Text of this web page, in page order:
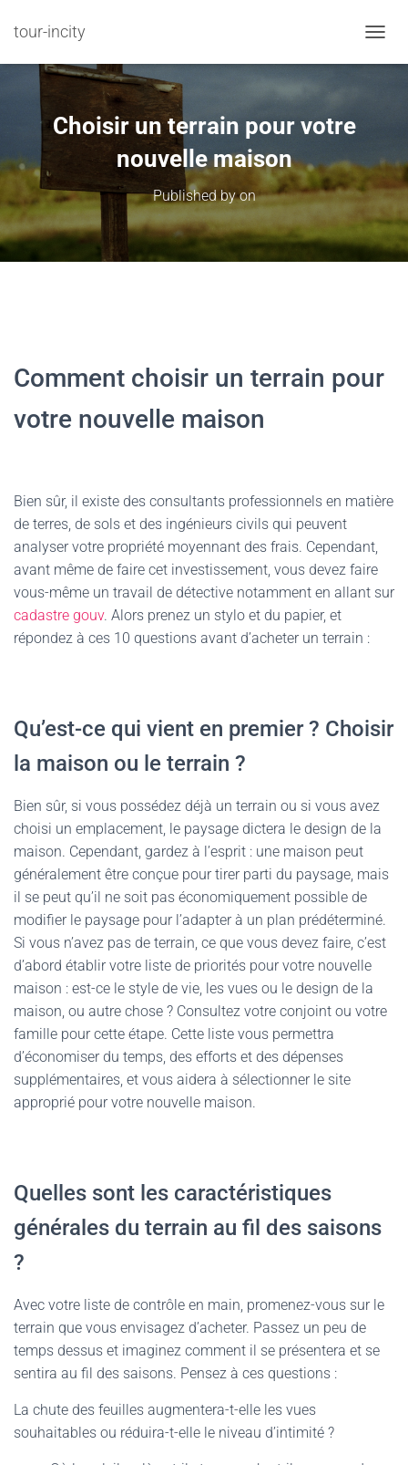
tour-incity
Choisir un terrain pour votre
nouvelle maison
Published byon
Comment choisir un terrain pour
votre nouvelle maison
Bien sûr, il existe des consultants professionnels en matière
de terres, de sols et des ingénieurs civils qui peuvent
analyser votre propriété moyennant des frais. Cependant,
avant même de faire cet investissement, vous devez faire
vous-même un travail de détective notamment en allant sur
cadastre gouv. Alors prenez un stylo et du papier, et
répondez à ces 10 questions avant d’acheter un terrain :
Qu’est-ce qui vient en premier ? Choisir
la maison ou le terrain ?
Bien sûr, si vous possédez déjà un terrain ou si vous avez
choisi un emplacement, le paysage dictera le design de la
maison. Cependant, gardez à l’esprit : une maison peut
généralement être conçue pour tirer parti du paysage, mais
il se peut qu’il ne soit pas économiquement possible de
modifier le paysage pour l’adapter à un plan prédéterminé.
Si vous n’avez pas de terrain, ce que vous devez faire, c’est
d’abord établir votre liste de priorités pour votre nouvelle
maison : est-ce le style de vie, les vues ou le design de la
maison, ou autre chose ? Consultez votre conjoint ou votre
famille pour cette étape. Cette liste vous permettra
d’économiser du temps, des efforts et des dépenses
supplémentaires, et vous aidera à sélectionner le site
approprié pour votre nouvelle maison.
Quelles sont les caractéristiques
générales du terrain au fil des saisons
?
Avec votre liste de contrôle en main, promenez-vous sur le
terrain que vous envisagez d’acheter. Passez un peu de
temps dessus et imaginez comment il se présentera et se
sentira au fil des saisons. Pensez à ces questions :
La chute des feuilles augmentera-t-elle les vues
souhaitables ou réduira-t-elle le niveau d’intimité ?